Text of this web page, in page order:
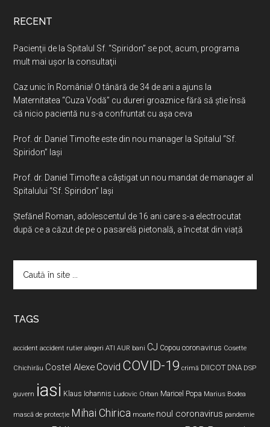
RECENT
Pacienţii de la Spitalul Sf. “Spiridon” se pot, acum, programa
mult mai uşor la consultaţii
Caz unic în România! O tânără de 34 de ani a ajuns la
Maternitatea “Cuza Vodă” cu dureri groaznice fără să ştie însă
că nicio pacientă nu s-a confruntat cu așa ceva
Prof. dr. Daniel Timofte este din nou manager la Spitalul “Sf.
Spiridon” Iaşi
Prof. dr. Daniel Timofte a câștigat un nou mandat de manager al
Spitalului “Sf. Spiridon” Iași
Ştefănel Roman, adolescentul de 16 ani care s-a electrocutat
după ce a căzut de pe o pasarelă pietonală, a încetat din viață
TAGS
accident accident rutier alegeri ATI AUR bani CJ Copou coronavirus Cosette
Chichirău Costel Alexe Covid COVID-19 crimă DIICOT DNA DSP
guvern iasi Klaus Iohannis Ludovic Orban Maricel Popa Marius Bodea
mască de protecție Mihai Chirica moarte noul coronavirus pandemie